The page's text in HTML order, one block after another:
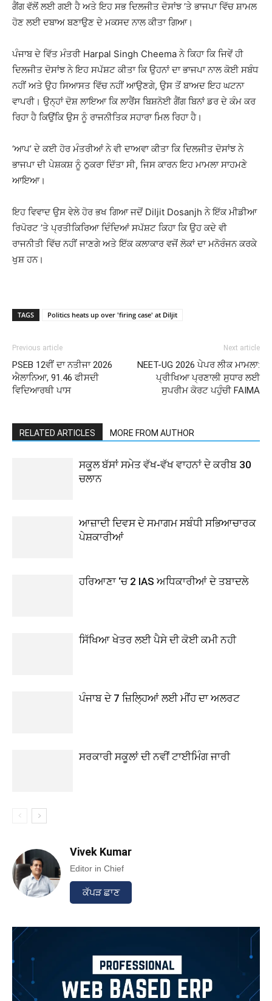
ਗੈਂਗ ਵੱਲੋਂ ਲਈ ਗਈ ਹੈ ਅਤੇ ਇਹ ਸਭ ਦਿਲਜੀਤ ਦੋਸਾਂਝ ’ਤੇ ਭਾਜਪਾ ਵਿੱਚ ਸ਼ਾਮਲ
ਹੋਣ ਲਈ ਦਬਾਅ ਬਣਾਉਣ ਦੇ ਮਕਸਦ ਨਾਲ ਕੀਤਾ ਗਿਆ।
ਪੰਜਾਬ ਦੇ ਵਿੱਤ ਮੰਤਰੀ Harpal Singh Cheemaਨੇ ਕਿਹਾ ਕਿ ਜਿਵੇਂ ਹੀ
ਦਿਲਜੀਤ ਦੋਸਾਂਝ ਨੇ ਇਹ ਸਪੱਸ਼ਟ ਕੀਤਾ ਕਿ ਉਹਨਾਂ ਦਾ ਭਾਜਪਾ ਨਾਲ ਕੋਈ ਸਬੰਧ
ਨਹੀਂ ਅਤੇ ਉਹ ਸਿਆਸਤ ਵਿੱਚ ਨਹੀਂ ਆਉਣਗੇ, ਉਸ ਤੋਂ ਬਾਅਦ ਇਹ ਘਟਨਾ
ਵਾਪਰੀ। ਉਨ੍ਹਾਂ ਦੋਸ਼ ਲਾਇਆ ਕਿ ਲਾਰੈਂਸ ਬਿਸ਼ਨੋਈ ਗੈਂਗ ਬਿਨਾਂ ਡਰ ਦੇ ਕੰਮ ਕਰ
ਰਿਹਾ ਹੈ ਕਿਉਂਕਿ ਉਸ ਨੂੰ ਰਾਜਨੀਤਿਕ ਸਹਾਰਾ ਮਿਲ ਰਿਹਾ ਹੈ।
‘ਆਪ’ ਦੇ ਕਈ ਹੋਰ ਮੰਤਰੀਆਂ ਨੇ ਵੀ ਦਾਅਵਾ ਕੀਤਾ ਕਿ ਦਿਲਜੀਤ ਦੋਸਾਂਝ ਨੇ
ਭਾਜਪਾ ਦੀ ਪੇਸ਼ਕਸ਼ ਨੂੰ ਠੁਕਰਾ ਦਿੱਤਾ ਸੀ, ਜਿਸ ਕਾਰਨ ਇਹ ਮਾਮਲਾ ਸਾਹਮਣੇ
ਆਇਆ।
ਇਹ ਵਿਵਾਦ ਉਸ ਵੇਲੇ ਹੋਰ ਭਖ ਗਿਆ ਜਦੋਂ Diljit Dosanjh ਨੇ ਇੱਕ ਮੀਡੀਆ
ਰਿਪੋਰਟ ’ਤੇ ਪ੍ਰਤੀਕਿਰਿਆ ਦਿੰਦਿਆਂ ਸਪੱਸ਼ਟ ਕਿਹਾ ਕਿ ਉਹ ਕਦੇ ਵੀ
ਰਾਜਨੀਤੀ ਵਿੱਚ ਨਹੀਂ ਜਾਣਗੇ ਅਤੇ ਇੱਕ ਕਲਾਕਾਰ ਵਜੋਂ ਲੋਕਾਂ ਦਾ ਮਨੋਰੰਜਨ ਕਰਕੇ
ਖੁਸ਼ ਹਨ।
TAGS Politics heats up over 'firing case' at Diljit
Previous article
PSEB 12ਵੀਂ ਦਾ ਨਤੀਜਾ 2026
ਐਲਾਨਿਆ, 91.46 ਫੀਸਦੀ
ਵਿਦਿਆਰਥੀ ਪਾਸ
Next article
NEET-UG 2026 ਪੇਪਰ ਲੀਕ ਮਾਮਲਾ:
ਪ੍ਰੀਖਿਆ ਪ੍ਰਣਾਲੀ ਸੁਧਾਰ ਲਈ
ਸੁਪਰੀਮ ਕੋਰਟ ਪਹੁੰਚੀ FAIMA
RELATED ARTICLES MORE FROM AUTHOR
ਸਕੂਲ ਬੱਸਾਂ ਸਮੇਤ ਵੱਖ-ਵੱਖ ਵਾਹਨਾਂ ਦੇ ਕਰੀਬ 30
ਚਲਾਨ
ਆਜ਼ਾਦੀ ਦਿਵਸ ਦੇ ਸਮਾਗਮ ਸਬੰਧੀ ਸਭਿਆਚਾਰਕ
ਪੇਸ਼ਕਾਰੀਆਂ
ਹਰਿਆਣਾ ‘ਚ 2 IAS ਅਧਿਕਾਰੀਆਂ ਦੇ ਤਬਾਦਲੇ
ਸਿੱਖਿਆ ਖੇਤਰ ਲਈ ਪੈਸੇ ਦੀ ਕੋਈ ਕਮੀ ਨਹੀ
ਪੰਜਾਬ ਦੇ 7 ਜ਼ਿਲ੍ਹਿਆਂ ਲਈ ਮੀਂਹ ਦਾ ਅਲਰਟ
ਸਰਕਾਰੀ ਸਕੂਲਾਂ ਦੀ ਨਵੀਂ ਟਾਈਮਿੰਗ ਜਾਰੀ
Vivek Kumar
Editor in Chief
ਕੱਪੜ ਛਾਣ